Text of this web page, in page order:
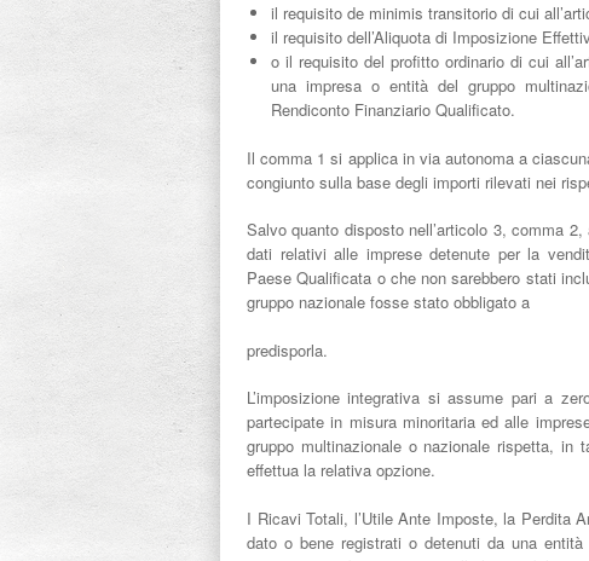
il requisito de minimis transitorio di cui
il requisito dell’Aliquota di Imposizione
o il requisito del profitto ordinario di cui
una impresa o entità del gruppo
Rendiconto Finanziario Qualificato.
Il comma 1 si applica in via autonoma a
congiunto sulla base degli importi rilevati nei
Salvo quanto disposto nell’articolo 3, comma
dati relativi alle imprese detenute per la
Paese Qualificata o che non sarebbero stati
gruppo nazionale fosse stato obbligato a
predisporla.
L’imposizione integrativa si assume pari a
partecipate in misura minoritaria ed alle
gruppo multinazionale o nazionale rispetta,
effettua la relativa opzione.
I Ricavi Totali, l’Utile Ante Imposte, la Perdita
dato o bene registrati o detenuti da una